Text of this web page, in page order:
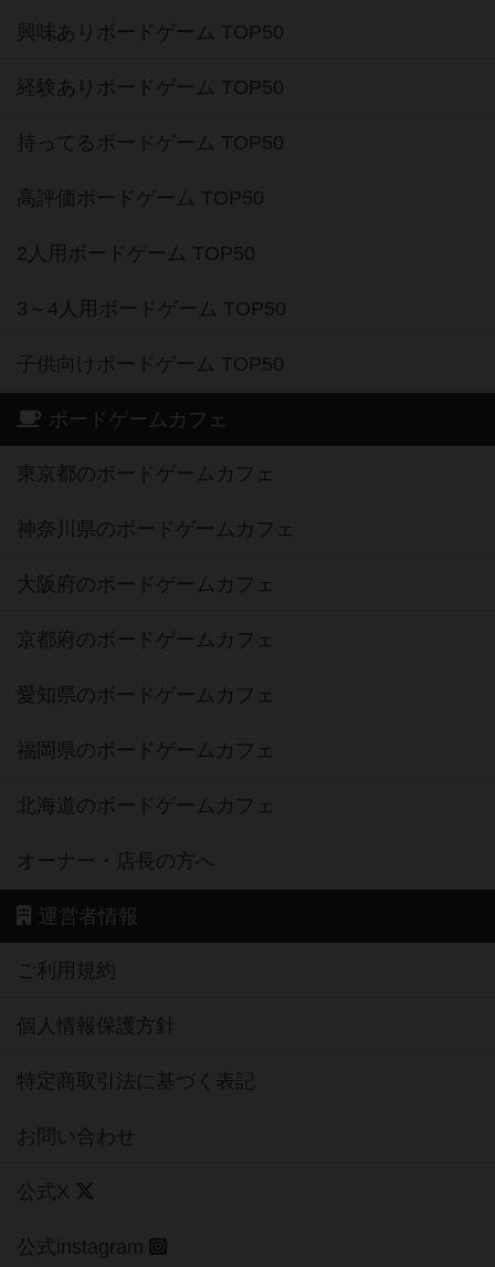
興味ありボードゲーム TOP50
経験ありボードゲーム TOP50
持ってるボードゲーム TOP50
高評価ボードゲーム TOP50
2人用ボードゲーム TOP50
3～4人用ボードゲーム TOP50
子供向けボードゲーム TOP50
ボードゲームカフェ
東京都のボードゲームカフェ
神奈川県のボードゲームカフェ
大阪府のボードゲームカフェ
京都府のボードゲームカフェ
愛知県のボードゲームカフェ
福岡県のボードゲームカフェ
北海道のボードゲームカフェ
オーナー・店長の方へ
運営者情報
ご利用規約
個人情報保護方針
特定商取引法に基づく表記
お問い合わせ
公式X
公式instagram